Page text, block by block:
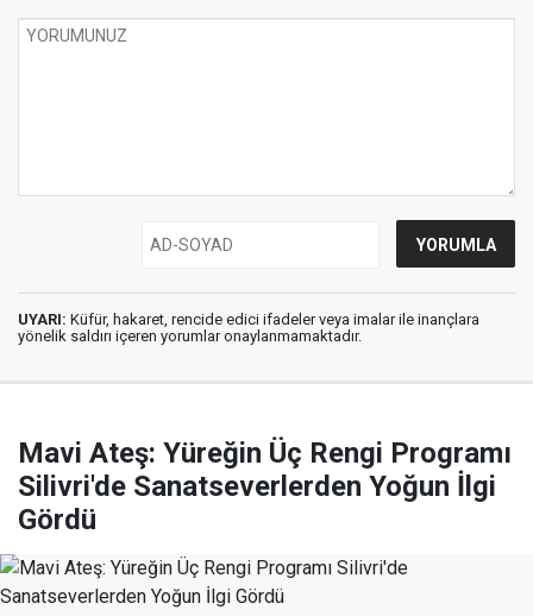
UYARI: Küfür, hakaret, rencide edici ifadeler veya imalar ile inançlara
yönelik saldırı içeren yorumlar onaylanmamaktadır.
Mavi Ateş: Yüreğin Üç Rengi Programı
Silivri'de Sanatseverlerden Yoğun İlgi
Gördü